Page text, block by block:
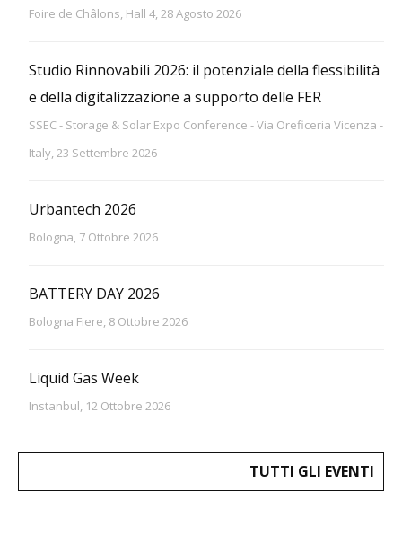
Foire de Châlons, Hall 4, 28 Agosto 2026
Studio Rinnovabili 2026: il potenziale della flessibilità
e della digitalizzazione a supporto delle FER
SSEC - Storage & Solar Expo Conference - Via Oreficeria Vicenza -
Italy, 23 Settembre 2026
Urbantech 2026
Bologna, 7 Ottobre 2026
BATTERY DAY 2026
Bologna Fiere, 8 Ottobre 2026
Liquid Gas Week
Instanbul, 12 Ottobre 2026
TUTTI GLI EVENTI